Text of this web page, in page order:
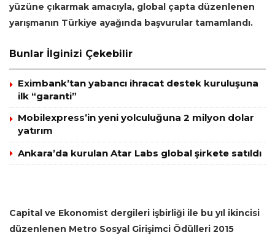
yüzüne çıkarmak amacıyla, global çapta düzenlenen
yarışmanın Türkiye ayağında başvurular tamamlandı.
Bunlar İlginizi Çekebilir
Eximbank’tan yabancı ihracat destek kuruluşuna
ilk “garanti”
Mobilexpress’in yeni yolculuğuna 2 milyon dolar
yatırım
Ankara’da kurulan Atar Labs global şirkete satıldı
Capital ve Ekonomist dergileri işbirliği ile bu yıl ikincisi
düzenlenen Metro Sosyal Girişimci Ödülleri 2015